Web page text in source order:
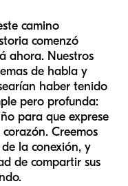
camino
comenzó
ahora. Nuestros
de habla y
haber tenido
pero profunda:
para que exprese
Creemos
la conexión, y
de compartir sus